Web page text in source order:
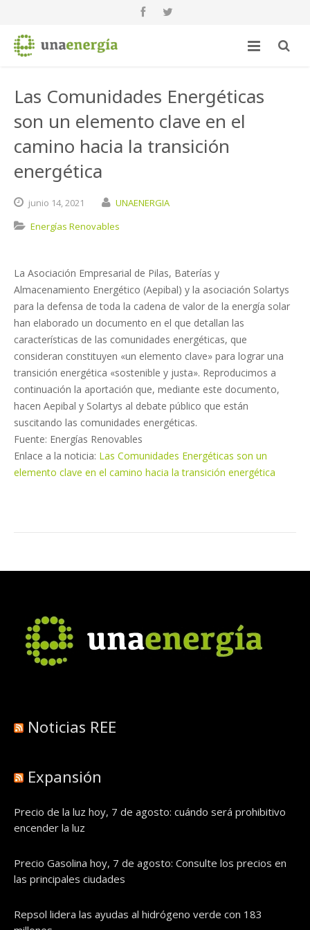
Las Comunidades Energéticas
son un elemento clave en el
camino hacia la transición
energética
junio 14,2021
UNAENERGIA
Energías Renovables
La Asociación Empresarial de Pilas, Baterías y
Almacenamiento Energético (Aepibal) y la asociación Solartys
para la defensa de toda la cadena de valor de la energía solar
han elaborado un documento en el que detallan las
características de las comunidades energéticas, que
consideran constituyen «un elemento clave» para lograr una
transición energética «sostenible y justa». Reproducimos a
continuación la aportación que, mediante este documento,
hacen Aepibal y Solartys al debate público que están
suscitando las comunidades energéticas.
Fuente: Energías Renovables
Enlace a la noticia: Las Comunidades Energéticas son un
elemento clave en el camino hacia la transición energética
Noticias REE
Expansión
Precio de la luz hoy, 7 de agosto: cuándo será prohibitivo
encender la luz
Precio Gasolina hoy, 7 de agosto: Consulte los precios en
las principales ciudades
Repsol lidera las ayudas al hidrógeno verde con 183